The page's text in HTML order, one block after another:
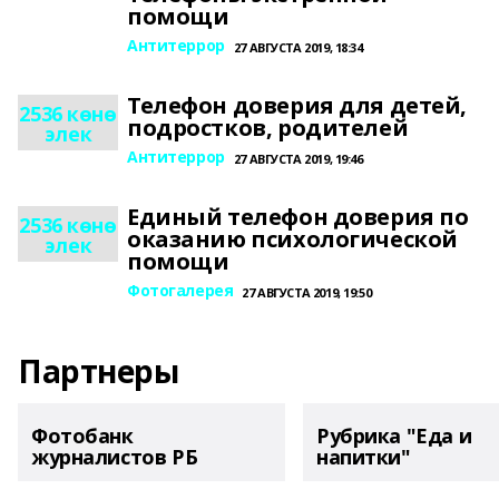
помощи
Антитеррор 27 АВГУСТА 2019, 18:34
2536 көнө
элек
Телефон доверия для детей,
подростков, родителей
Антитеррор 27 АВГУСТА 2019, 19:46
2536 көнө
элек
Единый телефон доверия по
оказанию психологической
помощи
Фотогалерея 27 АВГУСТА 2019, 19:50
Партнеры
Фотобанк
журналистов РБ
Рубрика "Еда и
напитки"